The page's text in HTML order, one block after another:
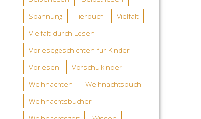
Spannung
Tierbuch
Vielfalt
Vielfalt durch Lesen
Vorlesegeschichten für Kinder
Vorlesen
Vorschulkinder
Weihnachten
Weihnachtsbuch
Weihnachtsbücher